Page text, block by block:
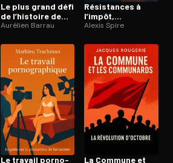
Le plus grand défi
de l’histoire de
l’humanité
Aurélien Barrau
Résistances à
l’impôt,
attachement à
Alexis Spire
Le travail por­no­ La Commune et